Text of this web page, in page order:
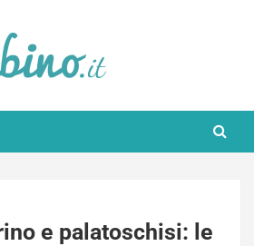
e palatoschisi: le